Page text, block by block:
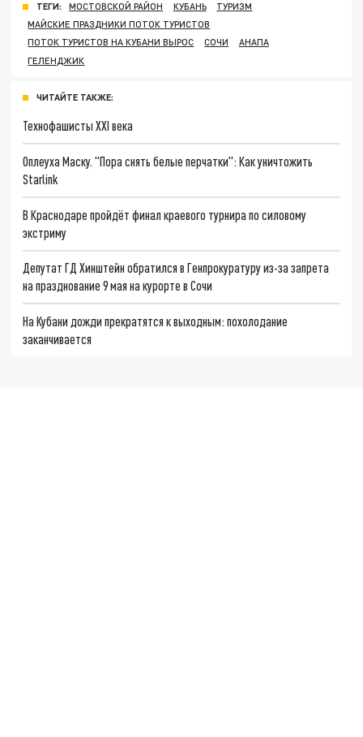
ТЕГИ: МОСТОВСКОЙ РАЙОН КУБАНЬ
ТУРИЗМ
МАЙСКИЕ ПРАЗДНИКИ ПОТОК ТУРИСТОВ
ПОТОК ТУРИСТОВ НА КУБАНИ ВЫРОС
СОЧИ
АНАПА
ГЕЛЕНДЖИК
ЧИТАЙТЕ ТАКЖЕ:
Технофашисты XXI века
Оплеуха Маску. "Пора снять белые перчатки": Как уничтожить
Starlink
В Краснодаре пройдёт финал краевого турнира по силовому
экстриму
Депутат ГД Хинштейн обратился в Генпрокуратуру из-за запрета
на празднование 9 мая на курорте в Сочи
На Кубани дожди прекратятся к выходным: похолодание
заканчивается